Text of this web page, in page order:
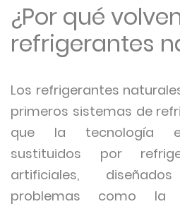
¿Por qué
refrigerantes
Los refrigerantes
primeros sistemas de
que la tecnología
sustituidos por
artificiales,
problemas como la